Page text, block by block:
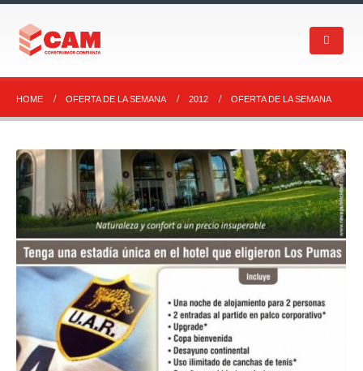
HOME OFERTA DE LA SEMANA 2012 OFERTA DE LA SEMANA